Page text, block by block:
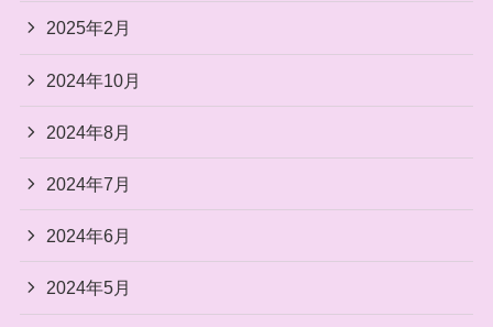
2025年2月
2024年10月
2024年8月
2024年7月
2024年6月
2024年5月